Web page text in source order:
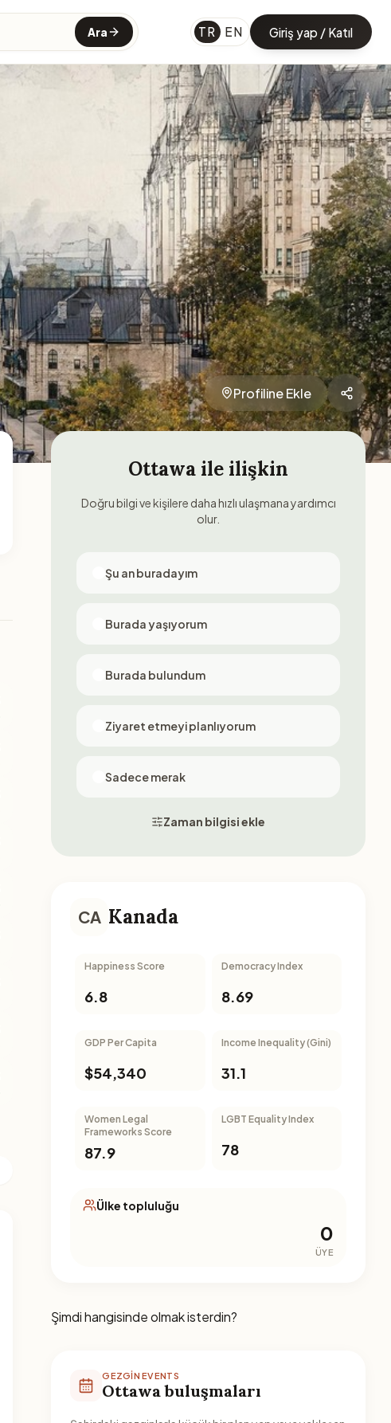
Ara TR EN Giriş yap / Katıl
Profiline Ekle
Ottawa ile ilişkin
Doğru bilgi ve kişilere daha hızlı ulaşmana yardımcı
olur.
Şu an buradayım
Burada yaşıyorum
Burada bulundum
Ziyaret etmeyi planlıyorum
Sadece merak
Zaman bilgisi ekle
CA Kanada
Happiness Score
6.8
Democracy Index
8.69
GDP Per Capita
$54,340
Income Inequality (Gini)
31.1
Women Legal
Frameworks Score
87.9
LGBT Equality Index
78
Ülke topluluğu
0
ÜYE
Şimdi hangisinde olmak isterdin?
GEZGIN EVENTS
Ottawa buluşmaları